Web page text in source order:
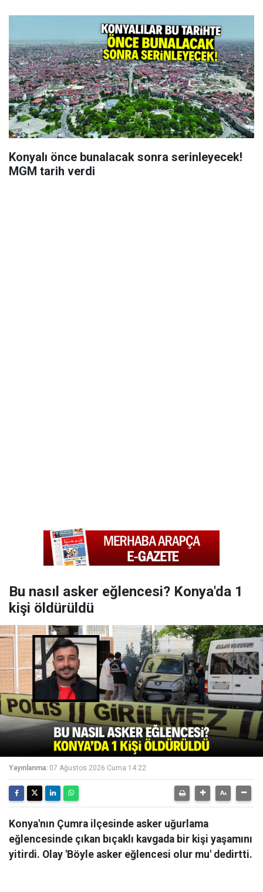
Konyalı önce bunalacak sonra serinleyecek!
MGM tarih verdi
Bu nasıl asker eğlencesi? Konya'da 1
kişi öldürüldü
Yayınlanma: 07 Ağustos 2026 Cuma 14:22
Konya'nın Çumra ilçesinde asker uğurlama
eğlencesinde çıkan bıçaklı kavgada bir kişi yaşamını
yitirdi. Olay 'Böyle asker eğlencesi olur mu' dedirtti.